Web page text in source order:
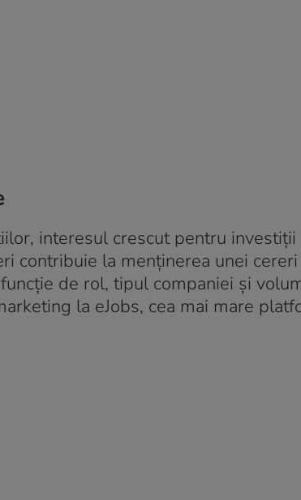
interesul crescut pentru
contribuie la menținerea unei
de rol, tipul companiei și
la eJobs, cea mai mare